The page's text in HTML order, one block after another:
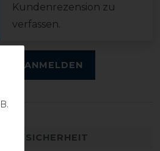
Kundenrezension zu
verfassen.
ANMELDEN